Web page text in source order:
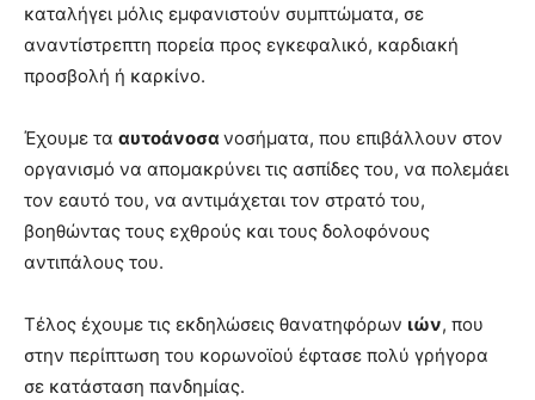
καταλήγει μόλις εμφανιστούν συμπτώματα, σε
αναντίστρεπτη πορεία προς εγκεφαλικό, καρδιακή
προσβολή ή καρκίνο.
Έχουμε τα αυτοάνοσα νοσήματα, που επιβάλλουν στον
οργανισμό να απομακρύνει τις ασπίδες του, να πολεμάει
τον εαυτό του, να αντιμάχεται τον στρατό του,
βοηθώντας τους εχθρούς και τους δολοφόνους
αντιπάλους του.
Τέλος έχουμε τις εκδηλώσεις θανατηφόρων ιών, που
στην περίπτωση του κορωνοϊού έφτασε πολύ γρήγορα
σε κατάσταση πανδημίας.